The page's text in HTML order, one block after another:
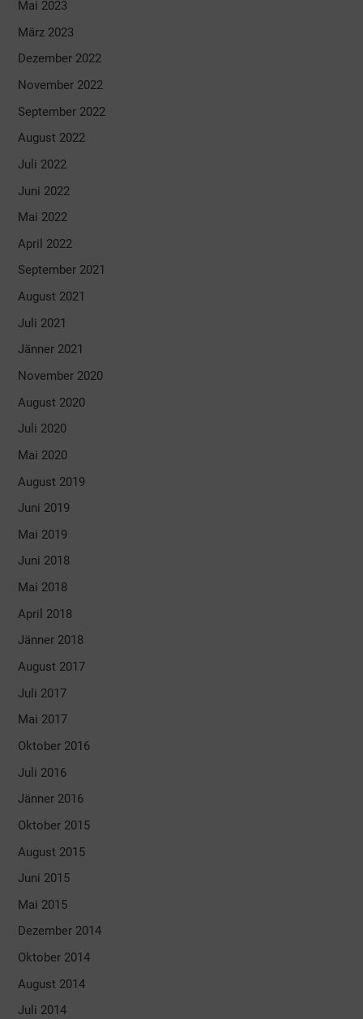
Mai 2023
März 2023
Dezember 2022
November 2022
September 2022
August 2022
Juli 2022
Juni 2022
Mai 2022
April 2022
September 2021
August 2021
Juli 2021
Jänner 2021
November 2020
August 2020
Juli 2020
Mai 2020
August 2019
Juni 2019
Mai 2019
Juni 2018
Mai 2018
April 2018
Jänner 2018
August 2017
Juli 2017
Mai 2017
Oktober 2016
Juli 2016
Jänner 2016
Oktober 2015
August 2015
Juni 2015
Mai 2015
Dezember 2014
Oktober 2014
August 2014
Juli 2014